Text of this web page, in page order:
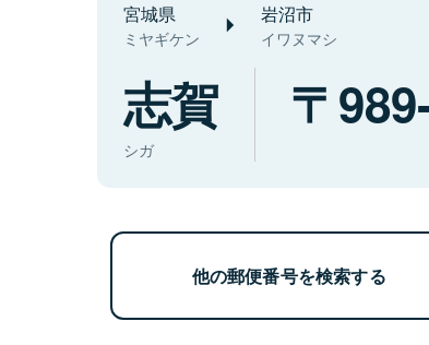
宮城県
ミヤギケン
岩沼市
イワヌマシ
志賀
シガ
他の郵便番号を検索する